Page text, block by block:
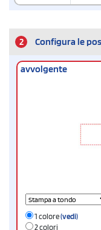
2 Configura le
avvolgente
1 colore(vedi)
2 colori